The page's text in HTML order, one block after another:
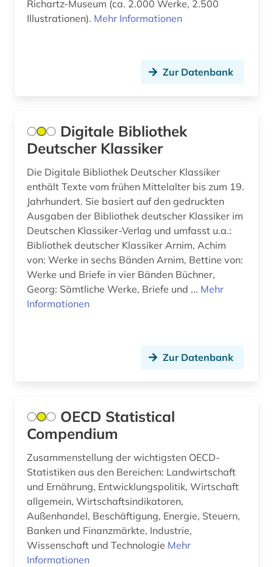
algebra (1)
allgemein (1)
allgemeine und vergleichende sprach- und
literaturwissenschaft (1)
allgemeine volkswirtschaftslehre (3)
allgemeiner teil (1)
allgemeines prozessrecht und zivilprozess (1)
allgemeines sozialversicherungsgesetz (1)
alltagsleben (1)
almanach (1)
aloys ludwig (1)
altamerikanistik (1)
altbestand (1)
altdänisch (1)
Vatikanstadt (3)
Richartz-Museum (ca. 2.000 Werke, 2.500
Illustrationen). Mehr Informationen
Zur Datenbank
Digitale Bibliothek
Deutscher Klassiker
Die Digitale Bibliothek Deutscher Klassiker
enthält Texte vom frühen Mittelalter bis zum 19.
Jahrhundert. Sie basiert auf den gedruckten
Ausgaben der Bibliothek deutscher Klassiker im
Deutschen Klassiker-Verlag und umfasst u.a.:
Bibliothek deutscher Klassiker Arnim, Achim
von: Werke in sechs Bänden Arnim, Bettine von:
Werke und Briefe in vier Bänden Büchner,
Georg: Sämtliche Werke, Briefe und ... Mehr
Informationen
Zur Datenbank
OECD Statistical
Compendium
Zusammenstellung der wichtigsten OECD-
Statistiken aus den Bereichen: Landwirtschaft
und Ernährung, Entwicklungspolitik, Wirtschaft
allgemein, Wirtschaftsindikatoren,
Außenhandel, Beschäftigung, Energie, Steuern,
Banken und Finanzmärkte, Industrie,
Wissenschaft und Technologie Mehr
Informationen